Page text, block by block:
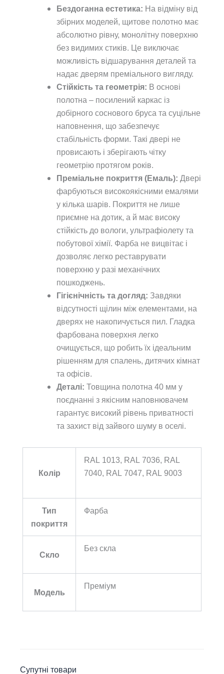
Бездоганна естетика: На відміну від
збірних моделей, щитове полотно має
абсолютно рівну, монолітну поверхню
без видимих стиків. Це виключає
можливість відшарування деталей та
надає дверям преміального вигляду.
Стійкість та геометрія: В основі
полотна – посилений каркас із
добірного соснового бруса та суцільне
наповнення, що забезпечує
стабільність форми. Такі двері не
провисають і зберігають чітку
геометрію протягом років.
Преміальне покриття (Емаль): Двері
фарбуються високоякісними емалями
у кілька шарів. Покриття не лише
приємне на дотик, а й має високу
стійкість до вологи, ультрафіолету та
побутової хімії. Фарба не вицвітає і
дозволяє легко реставрувати
поверхню у разі механічних
пошкоджень.
Гігієнічність та догляд: Завдяки
відсутності щілин між елементами, на
дверях не накопичується пил. Гладка
фарбована поверхня легко
очищується, що робить їх ідеальним
рішенням для спалень, дитячих кімнат
та офісів.
Деталі: Товщина полотна 40 мм у
поєднанні з якісним наповнювачем
гарантує високий рівень приватності
та захист від зайвого шуму в оселі.
Колір
RAL 1013, RAL 7036, RAL
7040, RAL 7047, RAL 9003
Тип
покриття
Фарба
Скло
Без скла
Модель
Преміум
Супутні товари